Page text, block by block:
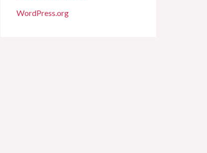
WordPress.org